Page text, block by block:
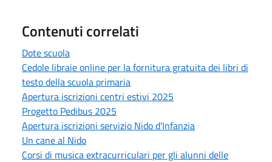
Contenuti correlati
Dote scuola
Cedole libraie online per la fornitura gratuita dei libri di
testo della scuola primaria
Apertura iscrizioni centri estivi 2025
Progetto Pedibus 2025
Apertura iscrizioni servizio Nido d'Infanzia
Un cane al Nido
Corsi di musica extracurriculari per gli alunni delle